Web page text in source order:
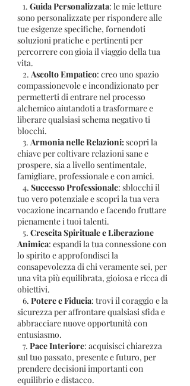
1. Guida Personalizzata: le mie letture
sono personalizzate per rispondere alle
tue esigenze specifiche, fornendoti
soluzioni pratiche e pertinenti per
percorrere con gioia il viaggio della tua
vita.
2. Ascolto Empatico: creo uno spazio
compassionevole e incondizionato per
permetterti di entrare nel processo
alchemico aiutandoti a trasformare e
liberare qualsiasi schema negativo ti
blocchi.
3. Armonia nelle Relazioni:scopri la
chiave per coltivare relazioni sane e
prospere, sia a livello sentimentale,
famigliare, professionale e con amici.
4. Successo Professionale: sblocchi il
tuo vero potenziale e scopri la tua vera
vocazione incarnando e facendo fruttare
pienamente i tuoi talenti.
5. Crescita Spirituale e Liberazione
Animica: espandi la tua connessione con
lo spirito e approfondisci la
consapevolezza di chi veramente sei, per
una vita più equilibrata, gioiosa e ricca di
obiettivi.
6. Potere e Fiducia: trovi il coraggio e la
sicurezza per affrontare qualsiasi sfida e
abbracciare nuove opportunità con
entusiasmo.
7. Pace Interiore: acquisisci chiarezza
sul tuo passato, presente e futuro, per
prendere decisioni importanti con
equilibrio e distacco.